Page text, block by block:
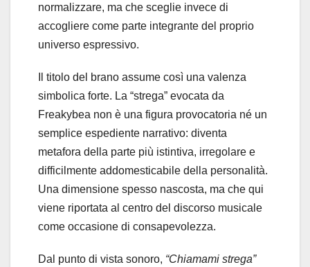
normalizzare, ma che sceglie invece di
accogliere come parte integrante del proprio
universo espressivo.
Il titolo del brano assume così una valenza
simbolica forte. La “strega” evocata da
Freakybea non è una figura provocatoria né un
semplice espediente narrativo: diventa
metafora della parte più istintiva, irregolare e
difficilmente addomesticabile della personalità.
Una dimensione spesso nascosta, ma che qui
viene riportata al centro del discorso musicale
come occasione di consapevolezza.
Dal punto di vista sonoro, “Chiamami strega”